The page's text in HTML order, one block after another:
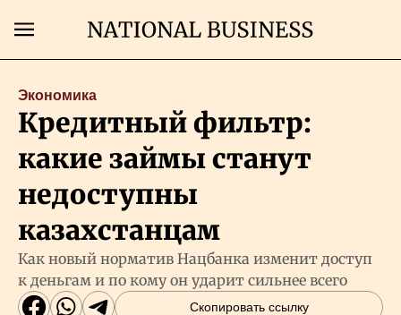
Главная
Бизнес
Рынки
Экономика
Кредитный фильтр:
какие займы станут
недоступны
казахстанцам
Как новый норматив Нацбанка изменит доступ
к деньгам и по кому он ударит сильнее всего
Скопировать ссылку